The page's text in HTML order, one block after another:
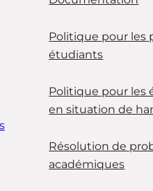
Politique pour les
étudiants
Politique pour les
en situation de
Résolution de
académiques